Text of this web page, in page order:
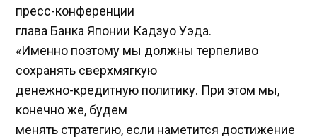
пресс-конференции
глава Банка Японии Кадзуо Уэда.
«Именно поэтому мы должны терпеливо
сохранять сверхмягкую
денежно-кредитную политику. При этом мы,
конечно же, будем
менять стратегию, если наметится достижение